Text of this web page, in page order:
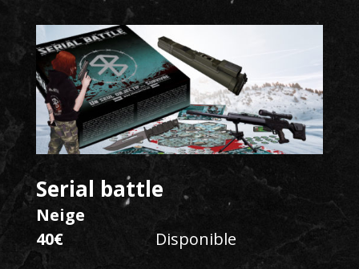
Serial battle
Neige
40€ Disponible